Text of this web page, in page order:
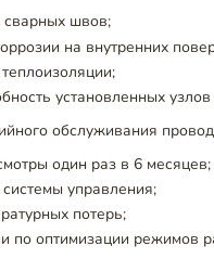
сварных швов;
на внутренних
установленных
обслуживания
один раз в 6 месяцев;
системы управления;
потерь;
по оптимизации режимов